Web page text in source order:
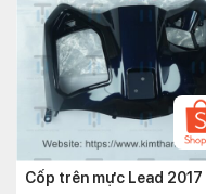
Cốp trên mực Lead 2017